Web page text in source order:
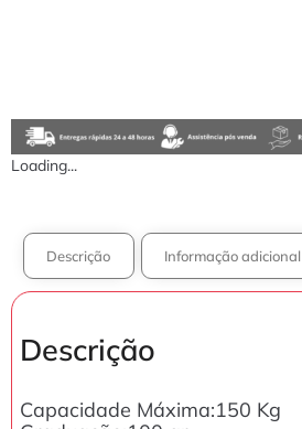
Loading...
Descrição Informação adicional
Descrição
Capacidade Máxima:150 Kg